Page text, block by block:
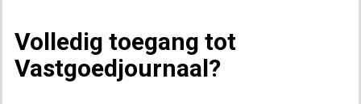
Volledig toegang tot
Vastgoedjournaal?